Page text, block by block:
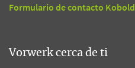
Formulario de contacto Kobold
Vorwerk cerca de ti